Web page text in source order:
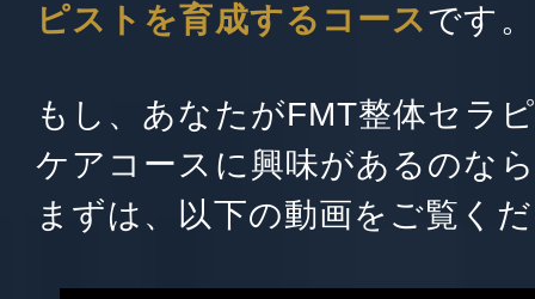
ピストを育成するコースです。
もし、あなたがFMT整体セラ
ケアコースに興味があるのな
まずは、以下の動画をご覧く